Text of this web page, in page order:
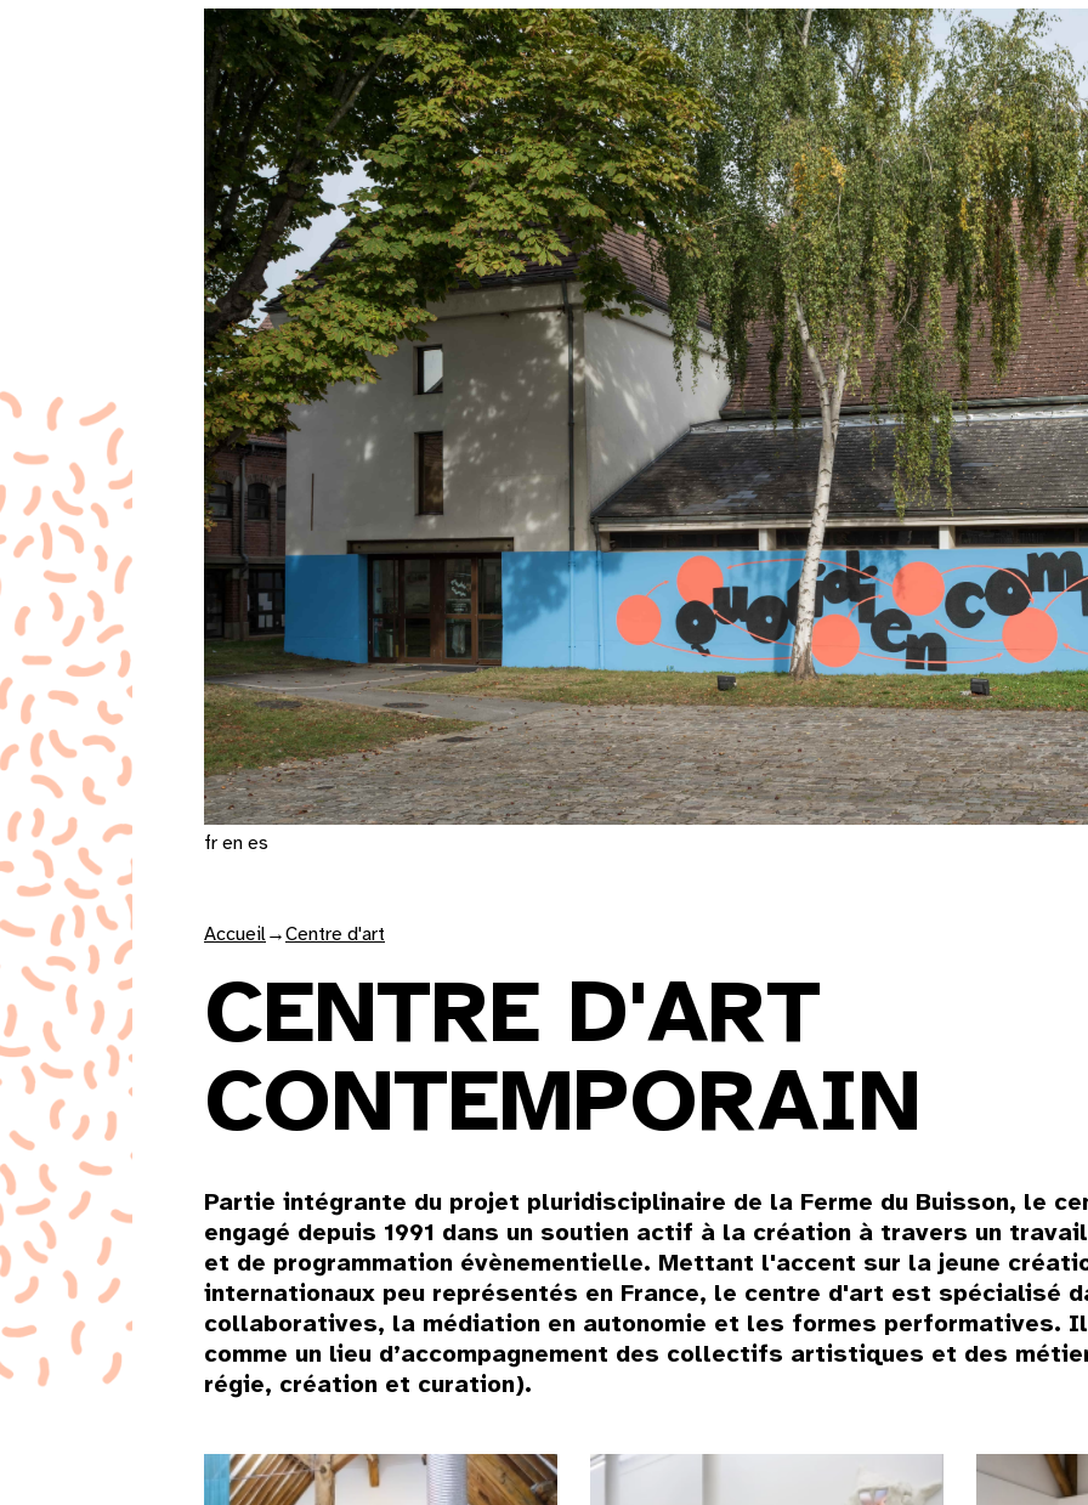
fr en es
Accueil→Centre d'art
CENTRE D'ART
CONTEMPORAIN
Partie intégrante du projet pluridisciplinaire de la Ferme du Buisson, le
engagé depuis 1991 dans un soutien actif à la création à travers un
et de programmation évènementielle. Mettant l'accent sur la jeune
internationaux peu représentés en France, le centre d'art est spécialisé
collaboratives, la médiation en autonomie et les formes performatives.
comme un lieu d’accompagnement des collectifs artistiques et des
régie, création et curation).